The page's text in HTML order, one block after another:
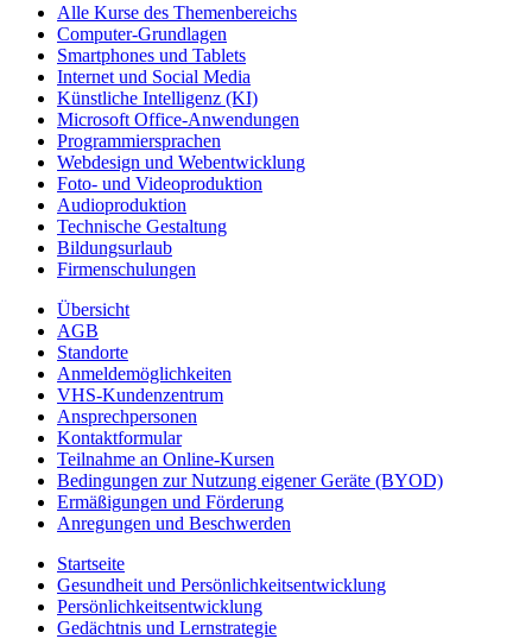
Alle Kurse des Themenbereichs
Computer-Grundlagen
Smartphones und Tablets
Internet und Social Media
Künstliche Intelligenz (KI)
Microsoft Office-Anwendungen
Programmiersprachen
Webdesign und Webentwicklung
Foto- und Videoproduktion
Audioproduktion
Technische Gestaltung
Bildungsurlaub
Firmenschulungen
Übersicht
AGB
Standorte
Anmeldemöglichkeiten
VHS-Kundenzentrum
Ansprechpersonen
Kontaktformular
Teilnahme an Online-Kursen
Bedingungen zur Nutzung eigener Geräte (BYOD)
Ermäßigungen und Förderung
Anregungen und Beschwerden
Startseite
Gesundheit und Persönlichkeitsentwicklung
Persönlichkeitsentwicklung
Gedächtnis und Lernstrategie